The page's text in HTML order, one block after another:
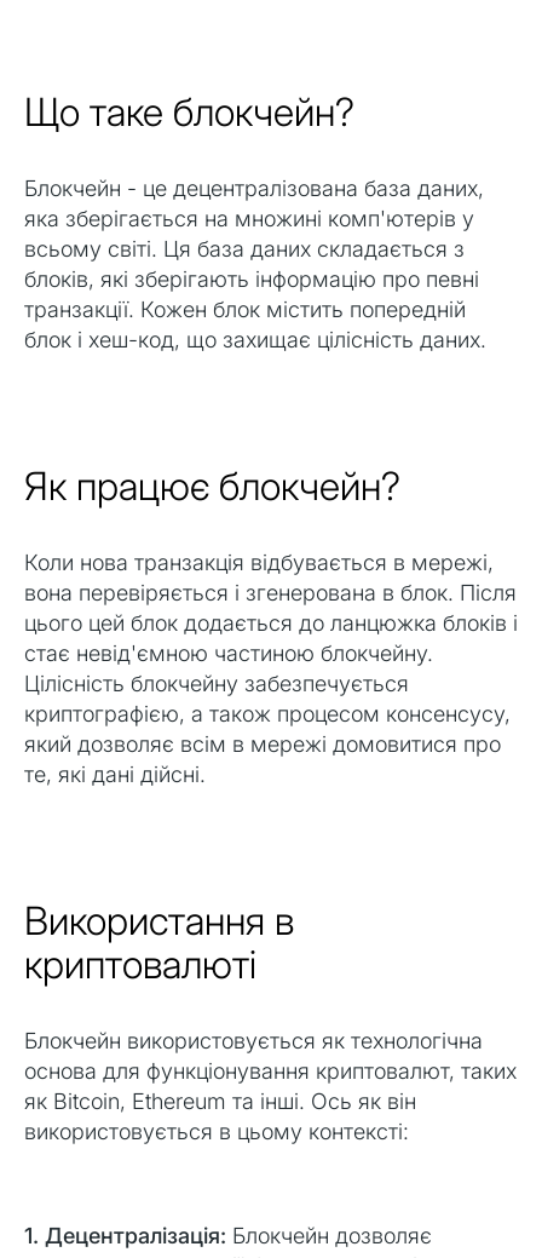
Що таке блокчейн?
Блокчейн - це децентралізована база даних,
яка зберігається на множині комп'ютерів у
всьому світі. Ця база даних складається з
блоків, які зберігають інформацію про певні
транзакції. Кожен блок містить попередній
блок і хеш-код, що захищає цілісність даних.
Як працює блокчейн?
Коли нова транзакція відбувається в мережі,
вона перевіряється і згенерована в блок. Після
цього цей блок додається до ланцюжка блоків і
стає невід'ємною частиною блокчейну.
Цілісність блокчейну забезпечується
криптографією, а також процесом консенсусу,
який дозволяє всім в мережі домовитися про
те, які дані дійсні.
Використання в
криптовалюті
Блокчейн використовується як технологічна
основа для функціонування криптовалют, таких
як Bitcoin, Ethereum та інші. Ось як він
використовується в цьому контексті:
1. Децентралізація: Блокчейн дозволяє